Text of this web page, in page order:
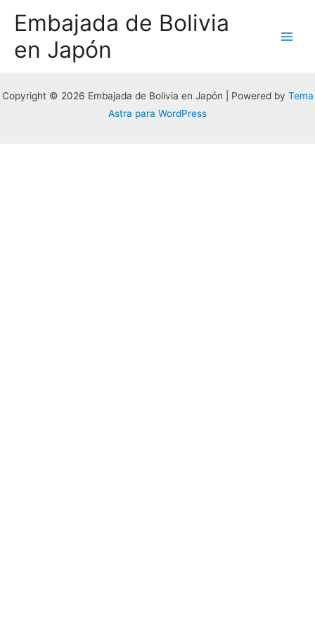
Embajada de Bolivia
en Japón
Copyright © 2026 Embajada de Bolivia en Japón | Powered by Tema
Astra para WordPress